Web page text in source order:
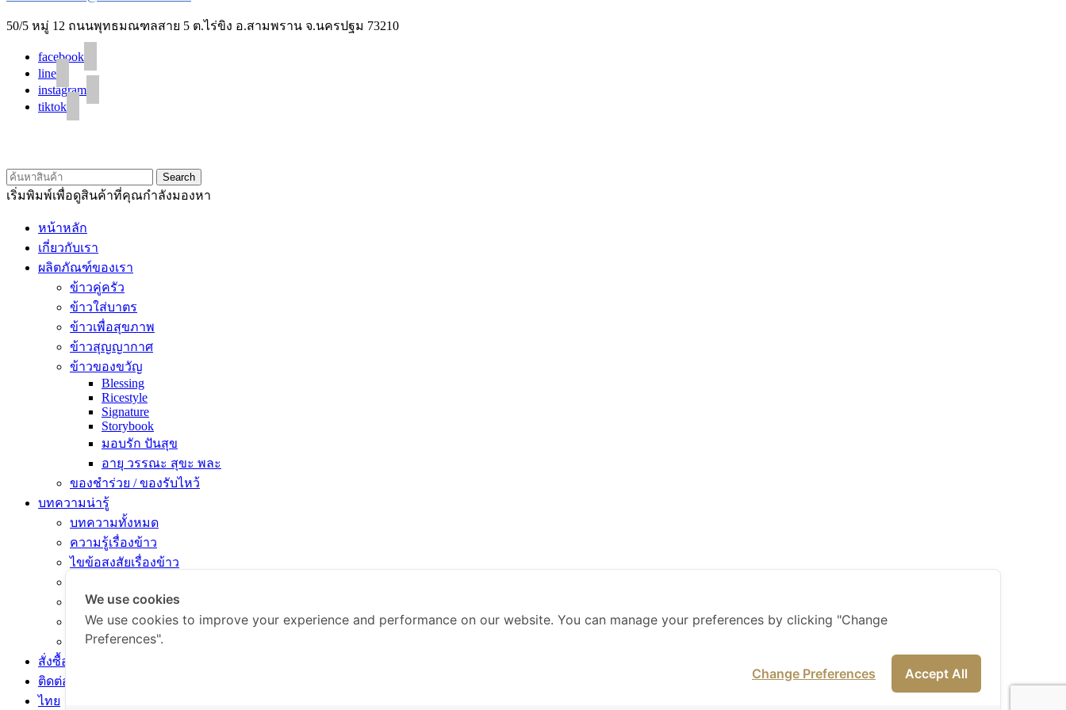
50/5 หมู่ 12 ถนนพุทธมณฑลสาย 5 ต.ไร่ขิง อ.สามพราน จ.นครปฐม 73210
facebook
line
instagram
tiktok
Search
เริ่มพิมพ์เพื่อดูสินค้าที่คุณกำลังมองหา
หน้าหลัก
เกี่ยวกับเรา
ผลิตภัณฑ์ของเรา
ข้าวคู่ครัว
ข้าวใส่บาตร
ข้าวเพื่อสุขภาพ
ข้าวสุญญากาศ
ข้าวของขวัญ
Blessing
Ricestyle
Signature
Storybook
มอบรัก ปันสุข
อายุ วรรณะ สุขะ พละ
ของชำร่วย / ของรับไหว้
บทความน่ารู้
บทความทั้งหมด
ความรู้เรื่องข้าว
ไขข้อสงสัยเรื่องข้าว
สารพัดเมนูอร่อย
สุขภาพดีกับข้าวธรรม
ข่าวสารและกิจกรรม
สั่งซื้อสินค้า
ติดต่อเรา
ไทย
We use cookies
We use cookies to improve your experience and performance on our website. You can manage your preferences by clicking "Change
Preferences".
Accept All
Change Preferences